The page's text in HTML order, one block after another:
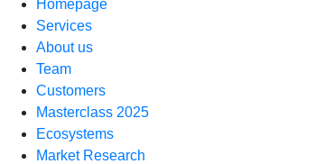
Homepage
Services
About us
Team
Customers
Masterclass 2025
Ecosystems
Market Research